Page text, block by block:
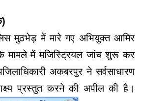
मुठभेड़ में मारे गए अभियुक्त आमिर
मामले में मजिस्ट्रियल जांच शुरू कर
अकबरपुर ने सर्वसाधारण
प्रस्तुत करने की अपील की है।